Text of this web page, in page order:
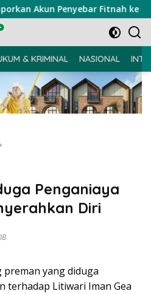
Penyebar Fitnah ke Polda
& KRIMINAL NASIONAL
Penganiaya
Diri
preman yang diduga
terhadap Litiwari Iman Gea